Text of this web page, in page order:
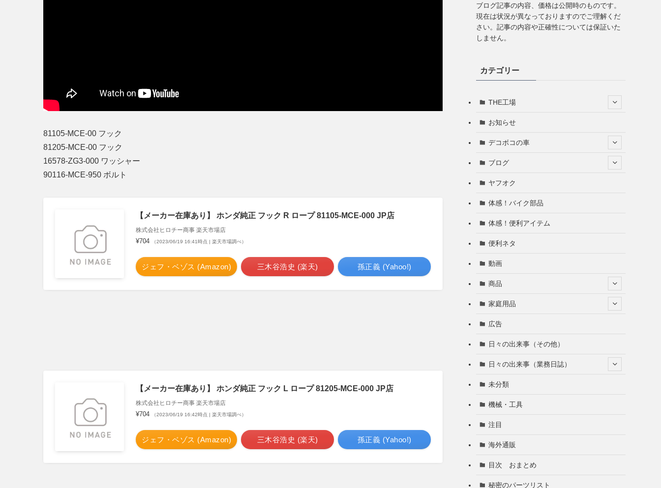
81105-MCE-00 フック
81205-MCE-00 フック
16578-ZG3-000 ワッシャー
90116-MCE-950 ボルト
【メーカー在庫あり】 ホンダ純正 フック R ロープ 81105-MCE-000 JP店
株式会社ヒロチー商事 楽天市場店
¥704 （2023/06/19 16:41時点 | 楽天市場調べ）
ジェフ・ベゾス (Amazon) 三木谷浩史 (楽天) 孫正義 (Yahoo!)
【メーカー在庫あり】 ホンダ純正 フック L ロープ 81205-MCE-000 JP店
株式会社ヒロチー商事 楽天市場店
¥704 （2023/06/19 16:42時点 | 楽天市場調べ）
ジェフ・ベゾス (Amazon) 三木谷浩史 (楽天) 孫正義 (Yahoo!)
ブログ記事の内容、価格は公開時のものです。
現在は状況が異なっておりますのでご理解くだ
さい。記事の内容や正確性については保証いた
しません。
カテゴリー
THE工場
お知らせ
デコボコの車
ブログ
ヤフオク
体感！バイク部品
体感！便利アイテム
便利ネタ
動画
商品
家庭用品
広告
日々の出来事（その他）
日々の出来事（業務日誌）
未分類
機械・工具
注目
海外通販
目次 おまとめ
秘密のパーツリスト